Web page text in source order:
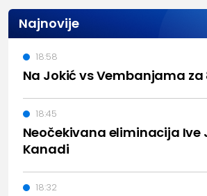
Najnovije
Na Jokić vs Vembanjama
18:58
Neočekivana eliminacija Ive
Kanadi
18:45
18:32